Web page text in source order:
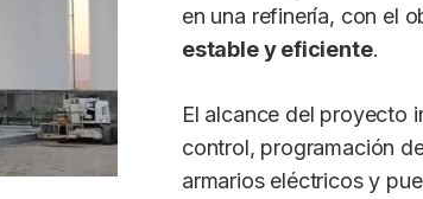
en una refinería, con el
estable y eficiente.
El alcance del proyecto
control, programación
armarios eléctricos y